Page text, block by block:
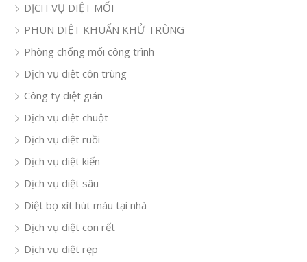
DỊCH VỤ DIỆT MỐI
PHUN DIỆT KHUẨN KHỬ TRÙNG
Phòng chống mối công trình
Dịch vụ diệt côn trùng
Công ty diệt gián
Dịch vụ diệt chuột
Dịch vụ diệt ruồi
Dịch vụ diệt kiến
Dịch vụ diệt sâu
Diệt bọ xít hút máu tại nhà
Dịch vụ diệt con rết
Dịch vụ diệt rẹp